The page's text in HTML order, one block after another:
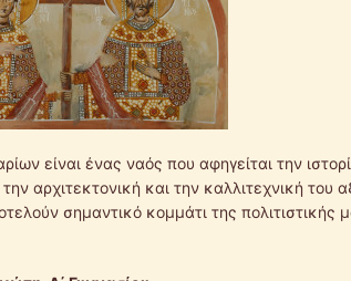
είναι ένας ναός που αφηγείται την
αρχιτεκτονική και την καλλιτεχνική του
σημαντικό κομμάτι της πολιτιστικής